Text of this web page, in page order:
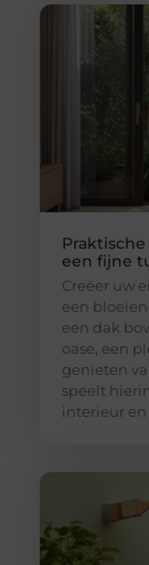
een fijne
Creëer uw
een
een dak
oase, een
genieten
speelt
interieur en